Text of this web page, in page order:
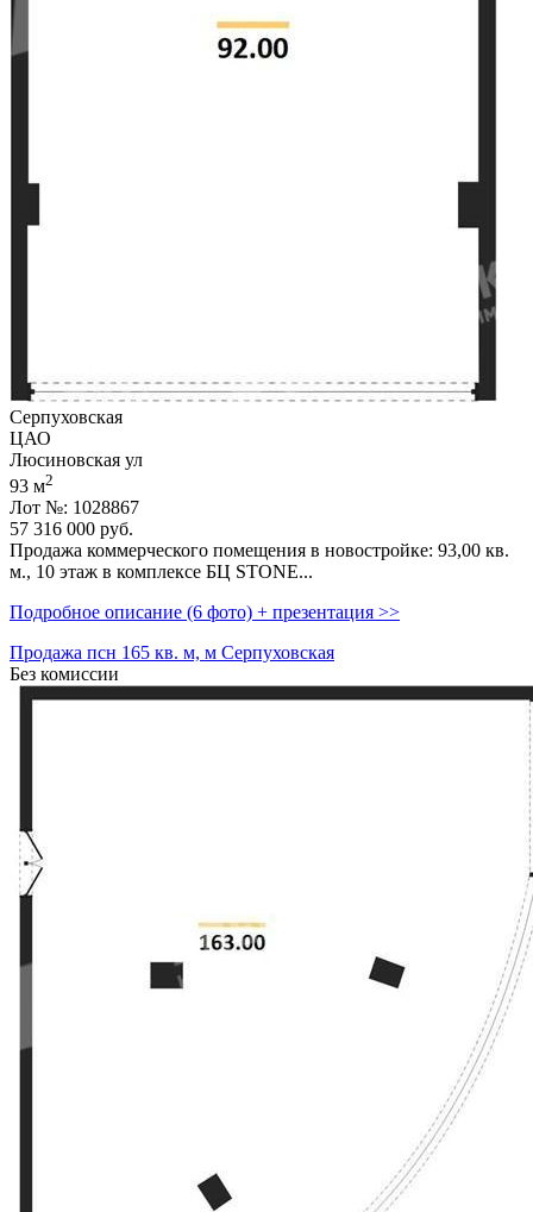
Серпуховская
ЦАО
Люсиновская ул
93 м2
Лот №: 1028867
57 316 000 руб.
Продажа коммерческого помещения в новостройке: 93,­00 кв.
м.,­ 10 этаж в комплексе БЦ STONE...
Подробное описание (6 фото) + презентация >>
Продажа псн 165 кв. м, м Серпуховская
Без комиссии